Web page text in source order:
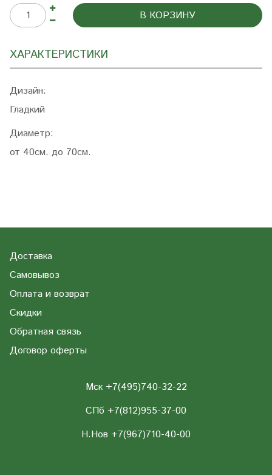
В КОРЗИНУ
ХАРАКТЕРИСТИКИ
Дизайн:
Гладкий
Диаметр:
от 40см. до 70см.
Доставка
Самовывоз
Оплата и возврат
Скидки
Обратная связь
Договор оферты
Мск +7(495)740-32-22
СПб +7(812)955-37-00
Н.Нов +7(967)710-40-00